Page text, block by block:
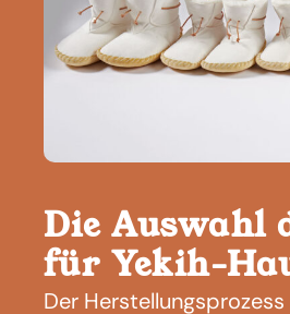
Die Auswahl
für Yekih-
Der